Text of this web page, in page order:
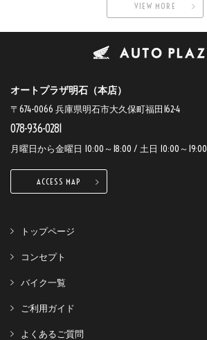
VIEW MORE
オートプラザ明石（本店）
〒674-0066 兵庫県明石市大久保町福田162-4
078-936-0281
月曜日から金曜日 10:00～18:00 / 土日 10:00～19:00
ACCESS MAP
トップページ
コンセプト
バイク一覧
ご利用ガイド
よくあるご質問